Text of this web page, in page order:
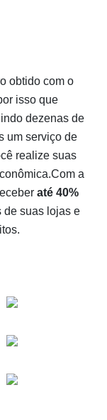
- formas fáceis
impossível é
encontrá-lo
Aliexpress -
obtido com o
isso que
dezenas de
um serviço de
realize suas
Com a
até 40%
suas lojas e